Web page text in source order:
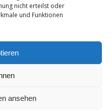
nicht erteilst oder
und Funktionen
ansehen
Corporate